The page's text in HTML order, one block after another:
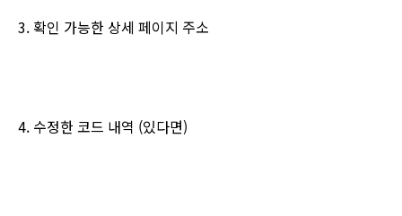
3. 확인 가능한 상세 페이지 주소
4. 수정한 코드 내역 (있다면)